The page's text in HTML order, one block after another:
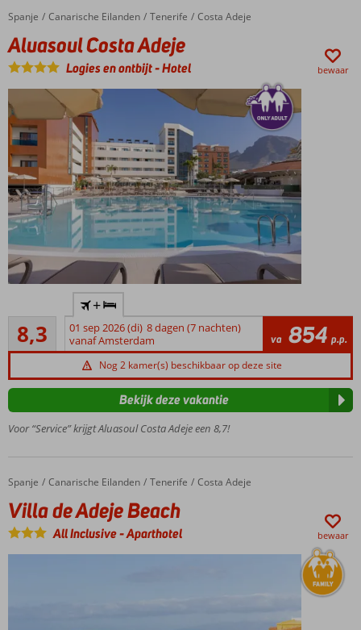
waterpret
Camp
voor de
kids
En Star
Prestige
kamers voor
alleen
volwassenen
Halfpension
of All
Inclusive
ook
mogelijk
Home
Spanje Canarische Eilanden Tenerife Costa Adeje
Aluasoul Costa Adeje
Aluasoul Costa Adeje
Logies en ontbijt-Hotel bewaar
min.
leeftijd
16 jaar
Direct
aan
het
strand
faciliteiten
Verblijf
Halfpension
of All
8,3
Zeer goed
3
beoordelingen
+
01 sep 2026 (di) 8 dagen (7 nachten)
vanaf Amsterdam
va 854 p.p.
Nog 2 kamer(s) beschikbaar op deze site
Voor “Service” krijgt Aluasoul Costa Adeje een 8,7!
Bekijk deze vakantie
Home
Spanje Canarische Eilanden Tenerife Costa Adeje
Villa de Adeje Beach
Villa de Adeje Beach
All Inclusive-Aparthotel bewaar